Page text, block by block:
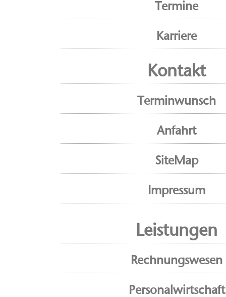
Termine
Karriere
Kontakt
Terminwunsch
Anfahrt
SiteMap
Impressum
Leistungen
Rechnungswesen
Personalwirtschaft